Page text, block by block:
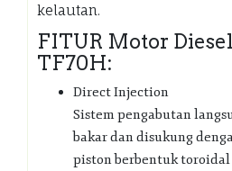
kelautan.
FITUR Motor
TF70H:
Direct Injection
Sistem pengabutan
bakar dan disukung
piston berbentuk